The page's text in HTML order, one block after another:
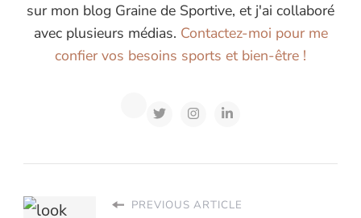
sur mon blog Graine de Sportive, et j'ai collaboré
avec plusieurs médias. Contactez-moi pour me
confier vos besoins sports et bien-être !
PREVIOUS ARTICLE